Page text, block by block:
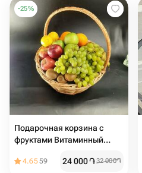
-25%
Подарочная корзина с
фруктами Витаминный
4.6559 24 000֏32 000֏